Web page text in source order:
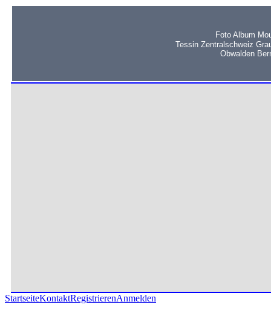
Foto Album
Tessin Zentralschweiz
Obwalden
StartseiteKontaktRegistrierenAnmelden